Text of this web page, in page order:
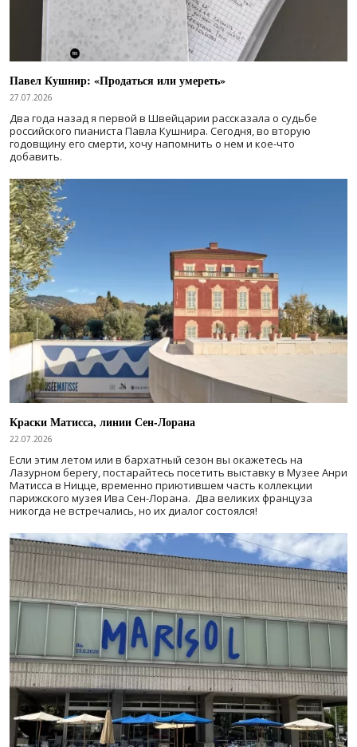
Павел Кушнир: «Продаться или умереть»
27.07.2026
Два года назад я первой в Швейцарии рассказала о судьбе
российского пианиста Павла Кушнира. Сегодня, во вторую
годовщину его смерти, хочу напомнить о нем и кое-что
добавить.
Краски Матисса, линии Сен-Лорана
22.07.2026
Если этим летом или в бархатный сезон вы окажетесь на
Лазурном берегу, постарайтесь посетить выставку в Музее Анри
Матисса в Ницце, временно приютившем часть коллекции
парижского музея Ива Сен-Лорана. Два великих француза
никогда не встречались, но их диалог состоялся!